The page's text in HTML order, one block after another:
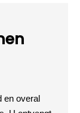
en overal